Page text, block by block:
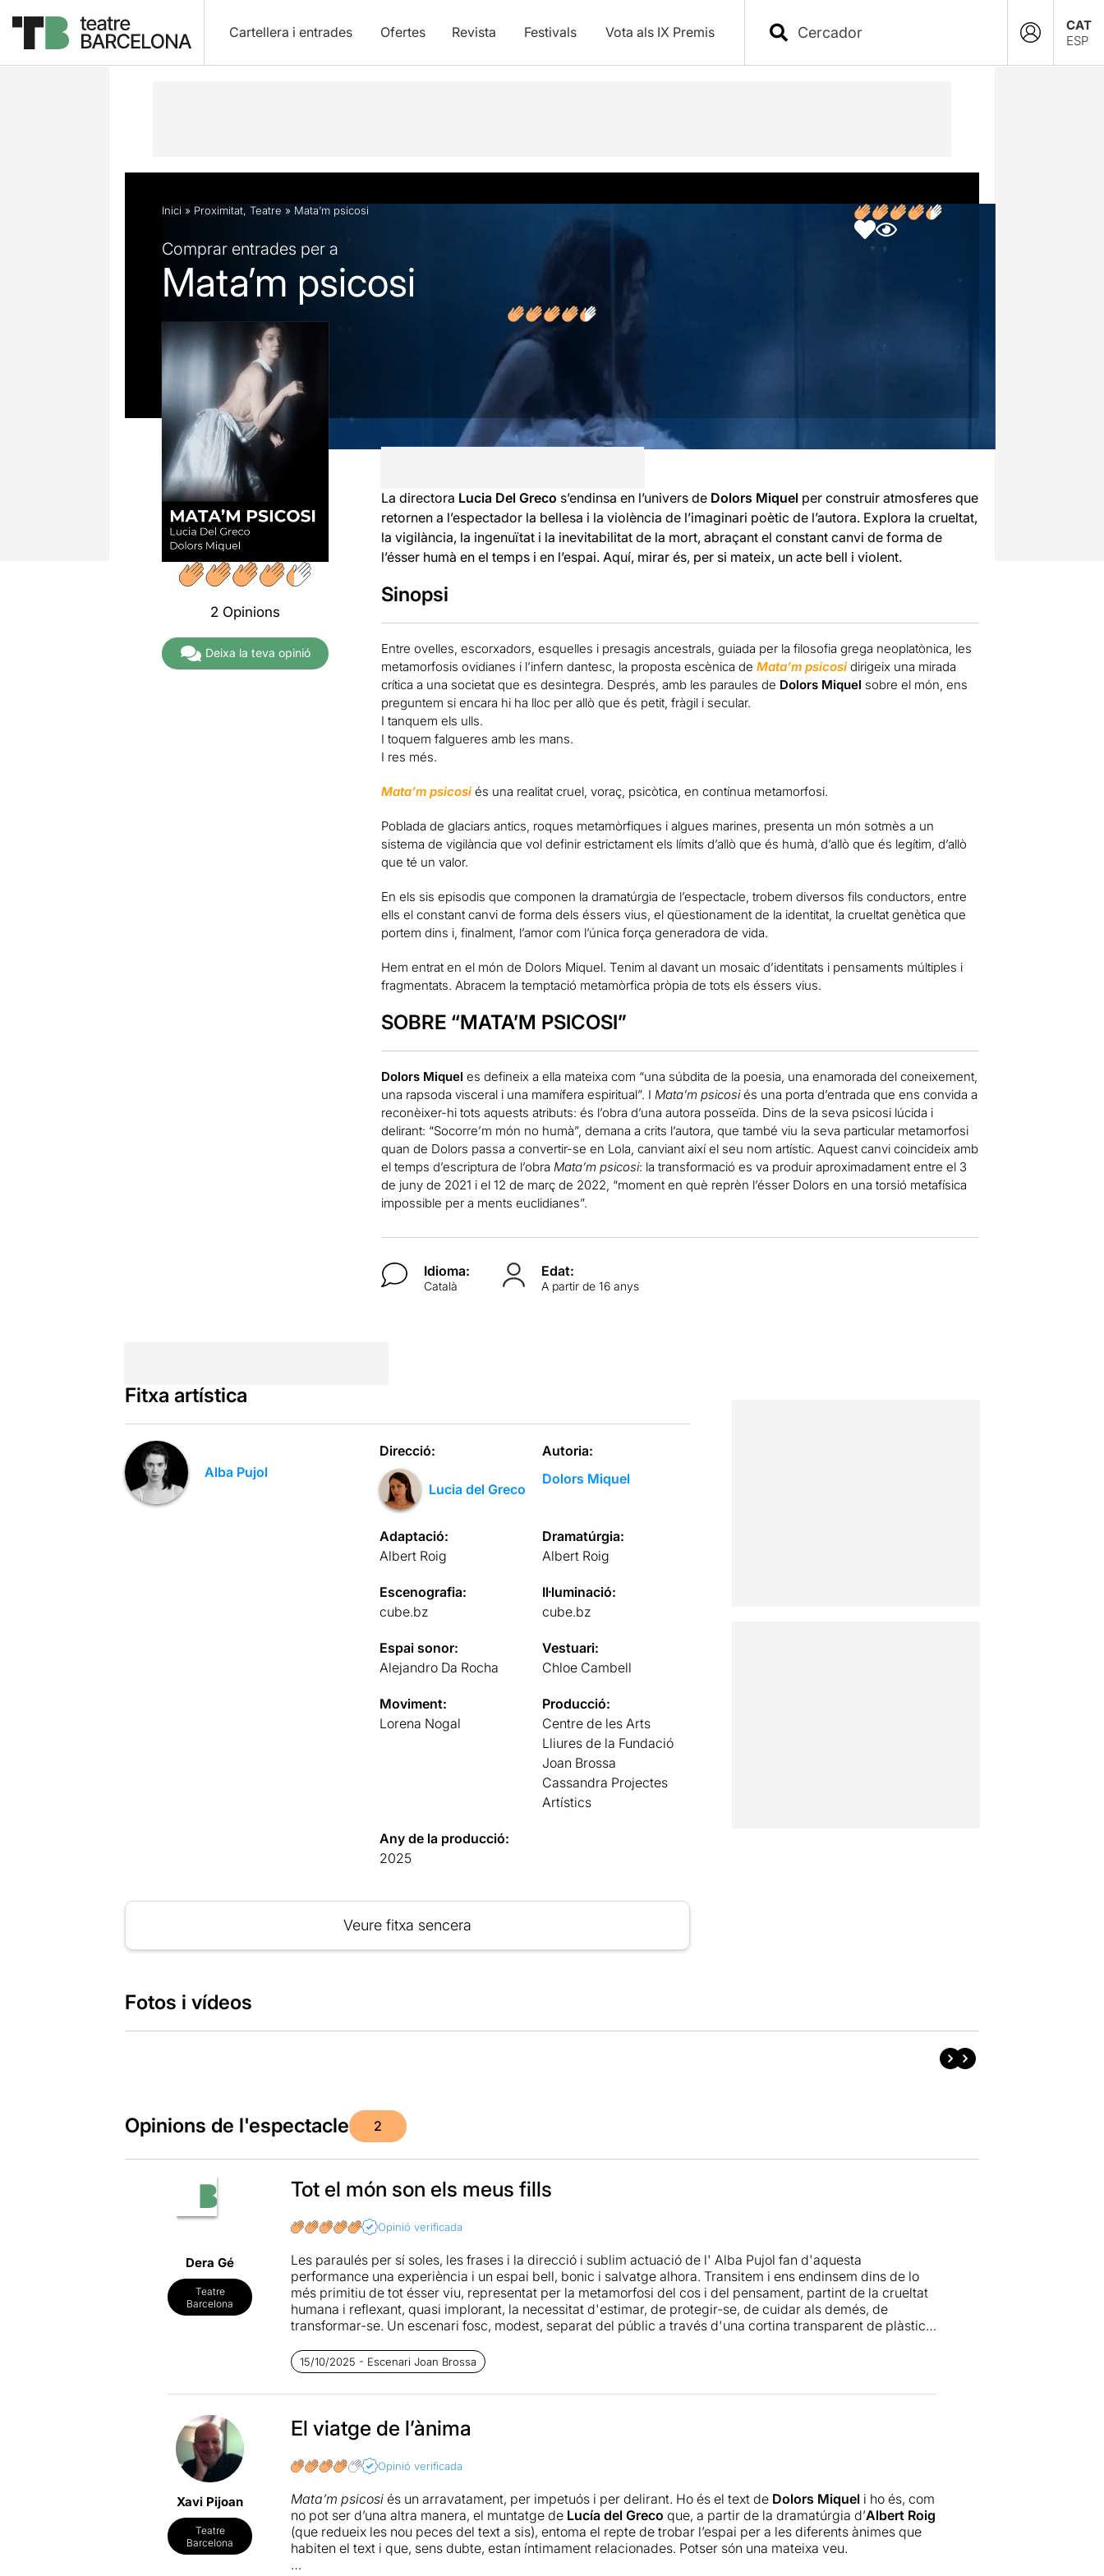
Cartellera i entrades Ofertes Revista Festivals Vota als IX Premis
CAT
ESP
Descripció Fitxa artística Fotos i vídeos Opinions Articles
Inici » Proximitat, Teatre » Mata’m psicosi
Comprar entrades per a
Mata’m psicosi
2 Opinions
Deixa la teva opinió
La directora Lucia Del Greco s’endinsa en l’univers de Dolors Miquel per construir atmosferes que
retornen a l’espectador la bellesa i la violència de l’imaginari poètic de l’autora. Explora la crueltat,
la vigilància, la ingenuïtat i la inevitabilitat de la mort, abraçant el constant canvi de forma de
l’ésser humà en el temps i en l’espai. Aquí, mirar és, per si mateix, un acte bell i violent.
Sinopsi
Entre ovelles, escorxadors, esquelles i presagis ancestrals, guiada per la filosofia grega neoplatònica, les
metamorfosis ovidianes i l’infern dantesc, la proposta escènica de Mata’m psicosidirigeix una mirada
crítica a una societat que es desintegra. Després, amb les paraules de Dolors Miquel sobre el món, ens
preguntem si encara hi ha lloc per allò que és petit, fràgil i secular.
I tanquem els ulls.
I toquem falgueres amb les mans.
I res més.
Mata’m psicosi és una realitat cruel, voraç, psicòtica, en contínua metamorfosi.
Poblada de glaciars antics, roques metamòrfiques i algues marines, presenta un món sotmès a un
sistema de vigilància que vol definir estrictament els límits d’allò que és humà, d’allò que és legítim, d’allò
que té un valor.
En els sis episodis que componen la dramatúrgia de l’espectacle, trobem diversos fils conductors, entre
ells el constant canvi de forma dels éssers vius, el qüestionament de la identitat, la crueltat genètica que
portem dins i, finalment, l’amor com l’única força generadora de vida.
Hem entrat en el món de Dolors Miquel. Tenim al davant un mosaic d’identitats i pensaments múltiples i
fragmentats. Abracem la temptació metamòrfica pròpia de tots els éssers vius.
SOBRE “MATA’M PSICOSI”
Dolors Miquel es defineix a ella mateixa com “una súbdita de la poesia, una enamorada del coneixement,
una rapsoda visceral i una mamífera espiritual”. I Mata’m psicosiés una porta d’entrada que ens convida a
reconèixer-hi tots aquests atributs: és l’obra d’una autora posseïda. Dins de la seva psicosi lúcida i
delirant: “Socorre’m món no humà”, demana a crits l’autora, que també viu la seva particular metamorfosi
quan de Dolors passa a convertir-se en Lola, canviant així el seu nom artístic. Aquest canvi coincideix amb
el temps d’escriptura de l’obra Mata’m psicosi: la transformació es va produir aproximadament entre el 3
de juny de 2021 i el 12 de març de 2022, “moment en què reprèn l’ésser Dolors en una torsió metafísica
impossible per a ments euclidianes”.
Idioma:
Català
Edat:
A partir de 16 anys
Fitxa artística
Alba Pujol
Direcció:
Lucia del Greco
Autoria:
Dolors Miquel
Adaptació:
Albert Roig
Dramatúrgia:
Albert Roig
Escenografia:
cube.bz
Il·luminació:
cube.bz
Espai sonor:
Alejandro Da Rocha
Vestuari:
Chloe Cambell
Moviment:
Lorena Nogal
Producció:
Centre de les Arts
Lliures de la Fundació
Joan Brossa
Cassandra Projectes
Artístics
Any de la producció:
2025
Veure fitxa sencera
Fotos i vídeos
Opinions de l'espectacle 2
Dera Gé
Teatre
Barcelona
Tot el món son els meus fills
Opinió verificada
Les paraulés per sí soles, les frases i la direcció i sublim actuació de l' Alba Pujol fan d'aquesta
performance una experiència i un espai bell, bonic i salvatge alhora. Transitem i ens endinsem dins de lo
més primitiu de tot ésser viu, representat per la metamorfosi del cos i del pensament, partint de la crueltat
humana i reflexant, quasi implorant, la necessitat d'estimar, de protegir-se, de cuidar als demés, de
transformar-se. Un escenari fosc, modest, separat del públic a través d'una cortina transparent de plàstic,
heterogenis, com si els segons no fossim partíceps de tot el que relata el text.
Us convido a endinsar-vos en aquesta desintegració i metamorfosi de l'ésser humà a través dels textos de
15/10/2025 - Escenari Joan Brossa
Xavi Pijoan
Teatre
Barcelona
El viatge de l’ànima
Opinió verificada
Mata’m psicosiés un arravatament, per impetuós i per delirant. Ho és el text de Dolors Miquel i ho és, com
no pot ser d’una altra manera, el muntatge de Lucía del Greco que, a partir de la dramatúrgia d’Albert Roig
(que redueix les nou peces del text a sis), entoma el repte de trobar l’espai per a les diferents ànimes que
habiten el text i que, sens dubte, estan íntimament relacionades. Potser són una mateixa veu.